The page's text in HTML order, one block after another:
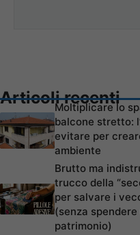
Articoli recenti
Moltiplicare lo
balcone stretto:
evitare per
ambiente
Brutto ma
trucco della
per salvare i
(senza spendere
patrimonio)